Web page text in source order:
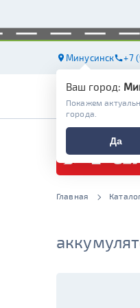
Минусинск +7
Главная
Ваш город:
Покажем
города.
Да